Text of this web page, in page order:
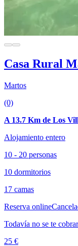
Casa Rural
Martos
(0)
A 13.7 Km de Los
Alojamiento entero
10 - 20 personas
10 dormitorios
17 camas
Reserva online
Todavía no se te
25 €